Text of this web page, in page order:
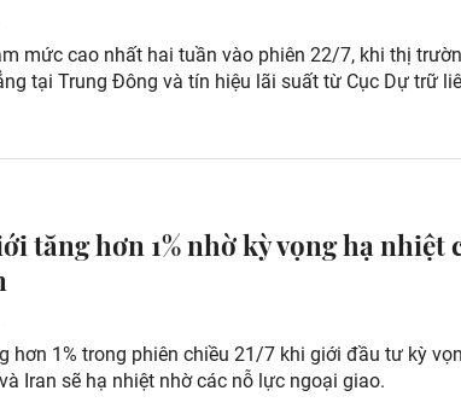
mức cao nhất hai tuần vào phiên 22/7, khi thị
tại Trung Đông và tín hiệu lãi suất từ Cục Dự trữ
tăng hơn 1% nhờ kỳ vọng hạ nhiệt
hơn 1% trong phiên chiều 21/7 khi giới đầu tư kỳ
Iran sẽ hạ nhiệt nhờ các nỗ lực ngoại giao.